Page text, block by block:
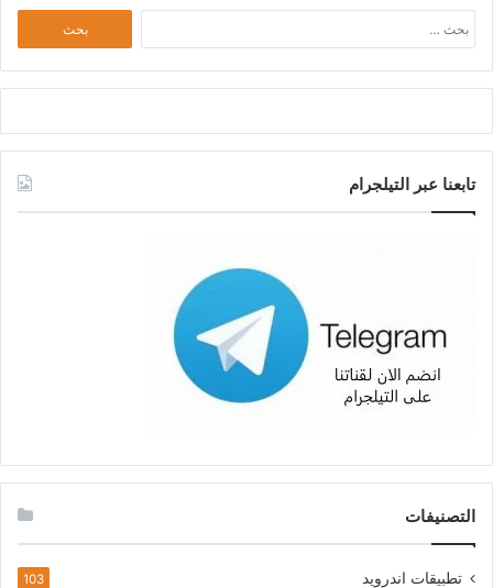
عن:
تابعنا عبر التيلجرام
التصنيفات
تطبيقات اندرويد 103